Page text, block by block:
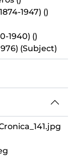
1947) ()
1940) ()
(Subject)